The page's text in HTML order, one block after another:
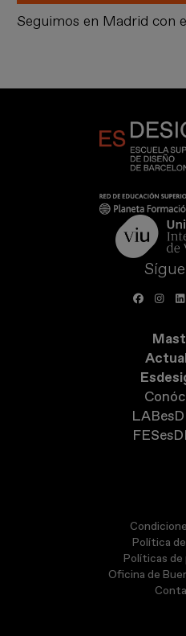
Seguimos en Madrid con
Política
Políticas de
Oficina de